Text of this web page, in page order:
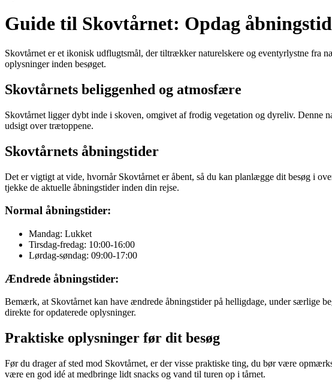
Guide til Skovtårnet: Opdag
Skovtårnet er et ikonisk udflugtsmål, der tiltrækker naturelskere og eventyrlystne fra
oplysninger inden besøget.
Skovtårnets beliggenhed og atmosfære
Skovtårnet ligger dybt inde i skoven, omgivet af frodig vegetation og dyreliv. Denne
udsigt over trætoppene.
Skovtårnets åbningstider
Det er vigtigt at vide, hvornår Skovtårnet er åbent, så du kan planlægge dit besøg i
tjekke de aktuelle åbningstider inden din rejse.
Normal åbningstider:
Mandag: Lukket
Tirsdag-fredag: 10:00-16:00
Lørdag-søndag: 09:00-17:00
Ændrede åbningstider:
Bemærk, at Skovtårnet kan have ændrede åbningstider på helligdage, under særlige
direkte for opdaterede oplysninger.
Praktiske oplysninger før dit besøg
Før du drager af sted mod Skovtårnet, er der visse praktiske ting, du bør være
være en god idé at medbringe lidt snacks og vand til turen op i tårnet.